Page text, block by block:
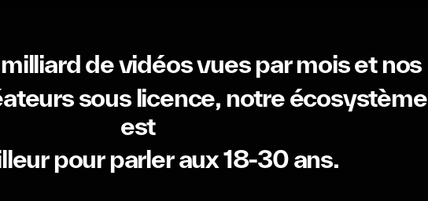
milliarddevidéosvues par moiset nos
sous licence, notreécosystème
est
pour parler aux18-30 ans.